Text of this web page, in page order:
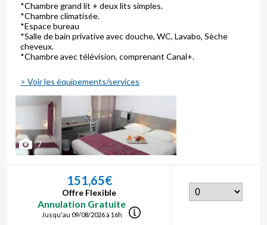
*Chambre grand lit + deux lits simples.
*Chambre climatisée.
*Espace bureau
*Salle de bain privative avec douche, WC, Lavabo, Sèche
cheveux.
*Chambre avec télévision, comprenant Canal+.
> Voir les équipements/services
7
151,65€
Offre Flexible
Annulation Gratuite
Jusqu'au 09/08/2026 à 16h